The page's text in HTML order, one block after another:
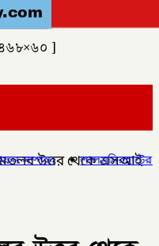
]
৫ উপজেলার ৪টিতে
উত্তর থেকে এসআই